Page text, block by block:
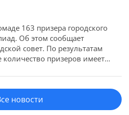
163 призера городского
Об этом сообщает
совет. По результатам
призеров имеет
лицей с 47
– лицей №17, где призерами
всего призеров по
[…]
новости